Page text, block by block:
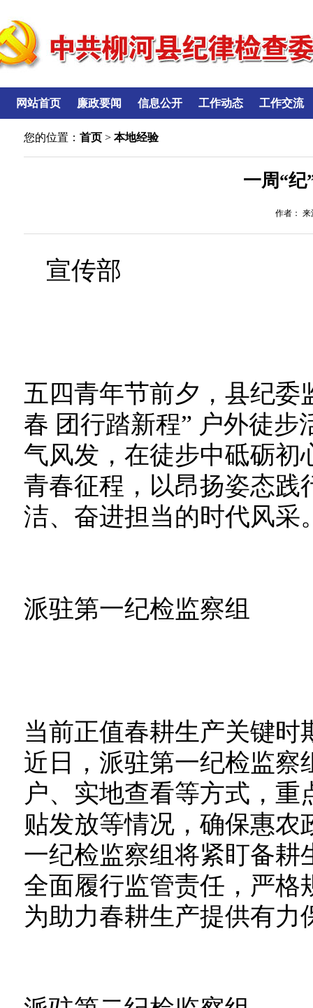
网站首页 廉政要闻 信息公开 工作动态 工作交流
您的位置：首页 >本地经验
一周“纪
作者： 来
宣传部
五四青年节前夕，县纪委
春 团行踏新程” 户外徒
气风发，在徒步中砥砺初
青春征程，以昂扬姿态践
洁、奋进担当的时代风采
派驻第一纪检监察组
当前正值春耕生产关键
近日，派驻第一纪检监察
户、实地查看等方式，
贴发放等情况，确保惠
一纪检监察组将紧盯备耕
全面履行监管责任，严格
为助力春耕生产提供有力